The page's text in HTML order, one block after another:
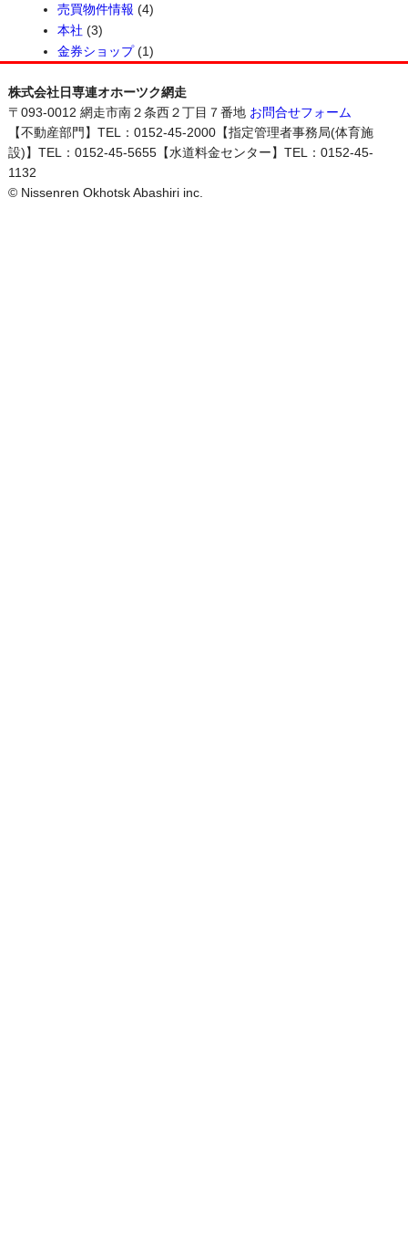
売買物件情報 (4)
本社 (3)
金券ショップ (1)
株式会社日専連オホーツク網走
〒093-0012 網走市南２条西２丁目７番地 お問合せフォーム
【不動産部門】TEL：0152-45-2000【指定管理者事務局(体育施
設)】TEL：0152-45-5655【水道料金センター】TEL：0152-45-
1132
© Nissenren Okhotsk Abashiri inc.